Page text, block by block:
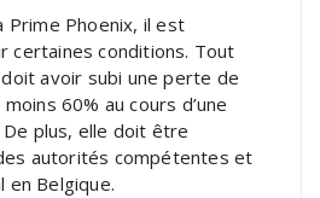
Prime Phoenix, il est
certaines conditions. Tout
avoir subi une perte de
60% au cours d’une
plus, elle doit être
autorités compétentes et
en Belgique.